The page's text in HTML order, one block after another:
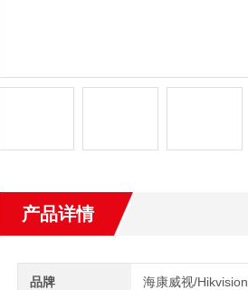
产品详情
品牌 海康威视/Hikvision